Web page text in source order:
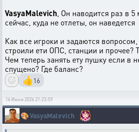
VasyaMalevich , Он наводится раз в
сейчас, куда не отлеты, он наведется
Как все игроки и задаются
строили ети ОПС, станции и прочее?
Чем теперь занять ету пушку если в
спущено? Где баланс?
👍16
16 Июня 2026 21:23:59
🎨VasyaMalevich